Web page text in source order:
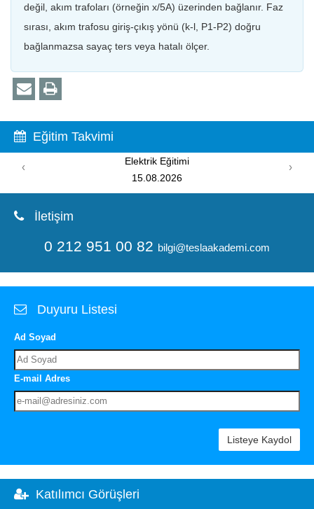
değil, akım trafoları (örneğin x/5A) üzerinden bağlanır. Faz
sırası, akım trafosu giriş-çıkış yönü (k-l, P1-P2) doğru
bağlanmazsa sayaç ters veya hatalı ölçer.
Eğitim Takvimi
Elektrik Eğitimi
15.08.2026
‹ ›
İletişim
0 212 951 00 82 bilgi@teslaakademi.com
Duyuru Listesi
Ad Soyad
E-mail Adres
Listeye Kaydol
Katılımcı Görüşleri